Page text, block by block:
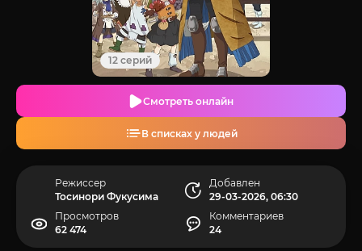
12 серий
Смотреть онлайн
В списках у людей
Режиссер
Тосинори Фукусима
Добавлен
29-03-2026, 06:30
Просмотров
62 474
Комментариев
24